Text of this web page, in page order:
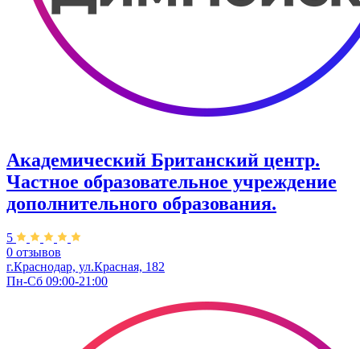
Академический Британский центр.
Частное образовательное учреждение
дополнительного образования.
5
0 отзывов
г.Краснодар, ул.Красная, 182
Пн-Сб 09:00-21:00